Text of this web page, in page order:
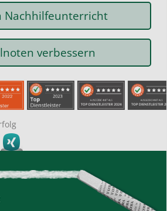
Nachhilfeunterricht
verbessern